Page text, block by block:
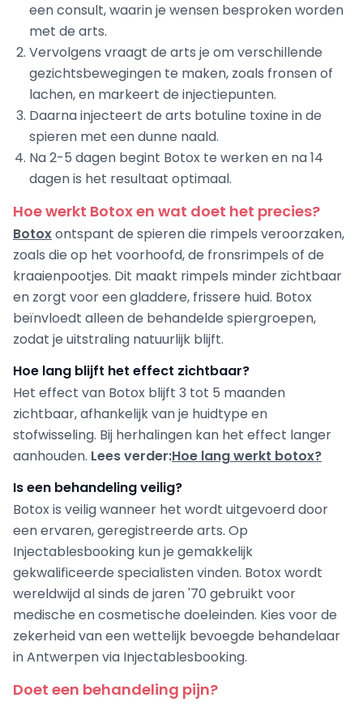
een consult, waarin je wensen besproken worden
met de arts.
Vervolgens vraagt de arts je om verschillende
gezichtsbewegingen te maken, zoals fronsen of
lachen, en markeert de injectiepunten.
Daarna injecteert de arts botuline toxine in de
spieren met een dunne naald.
Na 2-5 dagen begint Botox te werken en na 14
dagen is het resultaat optimaal.
Hoe werkt Botox en wat doet het precies?
Botoxontspant de spieren die rimpels veroorzaken,
zoals die op het voorhoofd, de fronsrimpels of de
kraaienpootjes. Dit maakt rimpels minder zichtbaar
en zorgt voor een gladdere, frissere huid. Botox
beïnvloedt alleen de behandelde spiergroepen,
zodat je uitstraling natuurlijk blijft.
Hoe lang blijft het effect zichtbaar?
Het effect van Botox blijft 3 tot 5 maanden
zichtbaar, afhankelijk van je huidtype en
stofwisseling. Bij herhalingen kan het effect langer
aanhouden. Lees verder:Hoe lang werkt botox?
Is een behandeling veilig?
Botox is veilig wanneer het wordt uitgevoerd door
een ervaren, geregistreerde arts. Op
Injectablesbooking kun je gemakkelijk
gekwalificeerde specialisten vinden. Botox wordt
wereldwijd al sinds de jaren '70 gebruikt voor
medische en cosmetische doeleinden. Kies voor de
zekerheid van een wettelijk bevoegde behandelaar
in Antwerpen via Injectablesbooking.
Doet een behandeling pijn?